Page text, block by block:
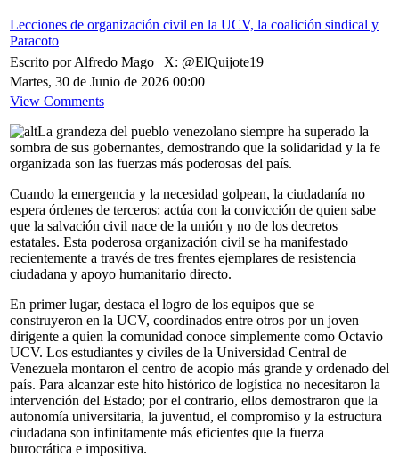
Lecciones de organización civil en la UCV, la coalición sindical y
Paracoto
Escrito por Alfredo Mago | X: @ElQuijote19
Martes, 30 de Junio de 2026 00:00
View Comments
La grandeza del pueblo venezolano siempre ha superado la
sombra de sus gobernantes, demostrando que la solidaridad y la fe
organizada son las fuerzas más poderosas del país.
Cuando la emergencia y la necesidad golpean, la ciudadanía no
espera órdenes de terceros: actúa con la convicción de quien sabe
que la salvación civil nace de la unión y no de los decretos
estatales. Esta poderosa organización civil se ha manifestado
recientemente a través de tres frentes ejemplares de resistencia
ciudadana y apoyo humanitario directo.
En primer lugar, destaca el logro de los equipos que se
construyeron en la UCV, coordinados entre otros por un joven
dirigente a quien la comunidad conoce simplemente como Octavio
UCV. Los estudiantes y civiles de la Universidad Central de
Venezuela montaron el centro de acopio más grande y ordenado del
país. Para alcanzar este hito histórico de logística no necesitaron la
intervención del Estado; por el contrario, ellos demostraron que la
autonomía universitaria, la juventud, el compromiso y la estructura
ciudadana son infinitamente más eficientes que la fuerza
burocrática e impositiva.